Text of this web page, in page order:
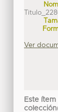
Ver
Este